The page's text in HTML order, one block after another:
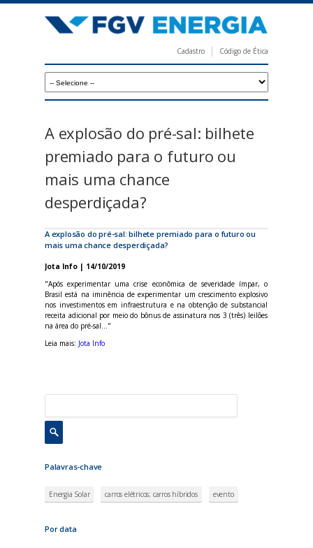
para
principal
V
e
r
g
i
a
Cadastro Código de Ética
A explosão do pré-sal: bilhete
premiado para o futuro ou
mais uma chance
desperdiçada?
A explosão do pré-sal: bilhete premiado para o futuro ou
mais uma chance desperdiçada?
Jota Info | 14/10/2019
"Após experimentar uma crise econômica de severidade ímpar, o
Brasil está na iminência de experimentar um crescimento explosivo
nos investimentos em infraestrutura e na obtenção de substancial
receita adicional por meio do bônus de assinatura nos 3 (três) leilões
na área do pré-sal..."
Leia mais: Jota Info
Palavras-chave
Energia Solar carros elétricos; carros híbridos evento
Por data